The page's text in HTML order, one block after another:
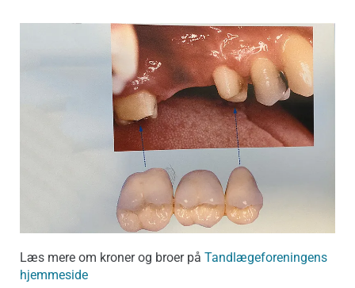
Læs mere om kroner og broer på Tandlægeforeningens
hjemmeside